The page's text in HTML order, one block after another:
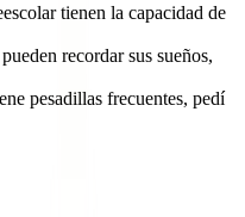
tienen la capacidad de
recordar sus sueños,
pesadillas frecuentes, pedí